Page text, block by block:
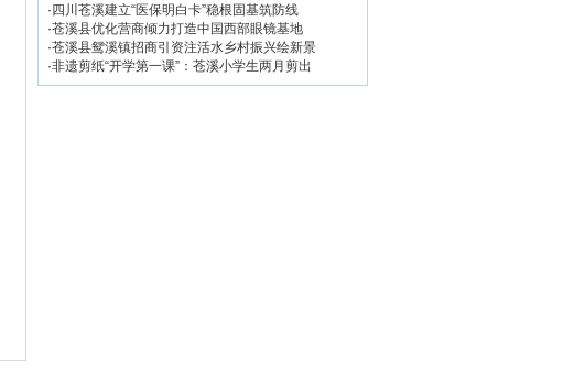
· 四川苍溪建立“医保明白卡”稳根固基筑防线
·苍溪县优化营商倾力打造中国西部眼镜基地
·苍溪县鸳溪镇招商引资注活水乡村振兴绘新景
·非遗剪纸“开学第一课”：苍溪小学生两月剪出